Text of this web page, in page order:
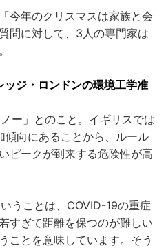
今年のクリスマスは家族と会
問に対して、3人の専門家は
ジ・ロンドンの環境工学准
ー」とのこと。イギリスでは
傾向にあることから、ルール
ピークが到来する危険性が高
うことは、COVID-19の重症
すぎて距離を保つのが難しい
ことを意味しています。そう